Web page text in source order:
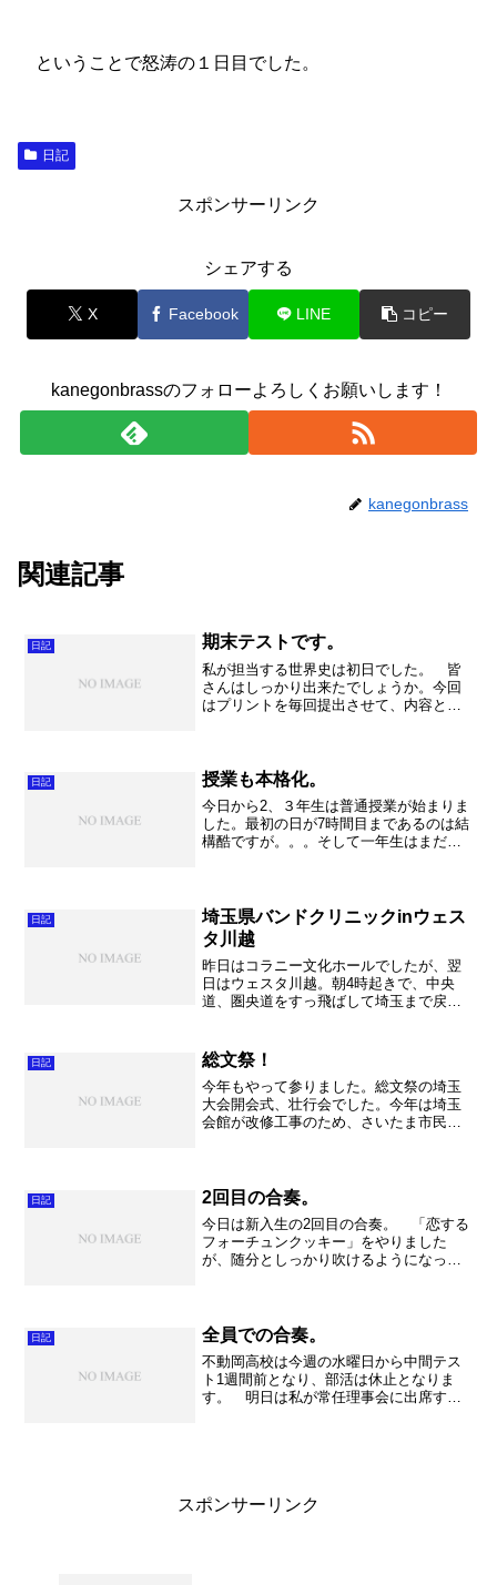
ということで怒涛の１日目でした。
日記
スポンサーリンク
シェアする
X Facebook LINE コピー
kanegonbrassのフォローよろしくお願いします！
kanegonbrass
関連記事
日記 期末テストです。
私が担当する世界史は初日でした。 皆
さんはしっかり出来たでしょうか。今回
はプリントを毎回提出させて、内容とま
らいかが楽しみです。 ...
日記 授業も本格化。
今日から2、３年生は普通授業が始まりま
した。最初の日が7時間目まであるのは結
構酷ですが。。。そして一年生はまだま
つ打ち解けてきたよう...
日記
埼玉県バンドクリニックinウェス
タ川越
昨日はコラニー文化ホールでしたが、翌
日はウェスタ川越。朝4時起きで、中央
道、圏央道をすっ飛ばして埼玉まで戻っ
た。 さて、埼玉県バンドクリニックは
中学校が川口神根、朝霞第一、川...
日記 総文祭！
今年もやって参りました。総文祭の埼玉
大会開会式、壮行会でした。今年は埼玉
会館が改修工事のため、さいたま市民会
年に比べて随分狭くて、演...
日記 2回目の合奏。
今日は新入生の2回目の合奏。 「恋する
フォーチュンクッキー」をやりました
が、随分としっかり吹けるようになって
既に運指も覚えている生徒もい...
日記 全員での合奏。
不動岡高校は今週の水曜日から中間テス
ト1週間前となり、部活は休止となりま
す。 明日は私が常任理事会に出席する
スポンサーリンク